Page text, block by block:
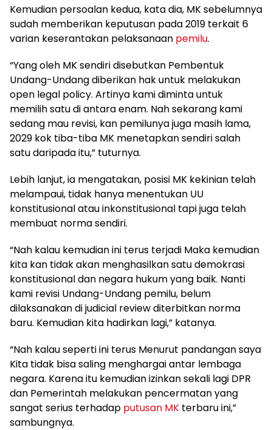
Kemudian persoalan kedua, kata dia, MK sebelumnya
sudah memberikan keputusan pada 2019 terkait 6
varian keserantakan pelaksanaan pemilu.
“Yang oleh MK sendiri disebutkan Pembentuk
Undang-Undang diberikan hak untuk melakukan
open legal policy. Artinya kami diminta untuk
memilih satu di antara enam. Nah sekarang kami
sedang mau revisi, kan pemilunya juga masih lama,
2029 kok tiba-tiba MK menetapkan sendiri salah
satu daripada itu,” tuturnya.
Lebih lanjut, ia mengatakan, posisi MK kekinian telah
melampaui, tidak hanya menentukan UU
konstitusional atau inkonstitusional tapi juga telah
membuat norma sendiri.
“Nah kalau kemudian ini terus terjadi Maka kemudian
kita kan tidak akan menghasilkan satu demokrasi
konstitusional dan negara hukum yang baik. Nanti
kami revisi Undang-Undang pemilu, belum
dilaksanakan di judicial review diterbitkan norma
baru. Kemudian kita hadirkan lagi,” katanya.
“Nah kalau seperti ini terus Menurut pandangan saya
Kita tidak bisa saling menghargai antar lembaga
negara. Karena itu kemudian izinkan sekali lagi DPR
dan Pemerintah melakukan pencermatan yang
sangat serius terhadap putusan MK terbaru ini,”
sambungnya.